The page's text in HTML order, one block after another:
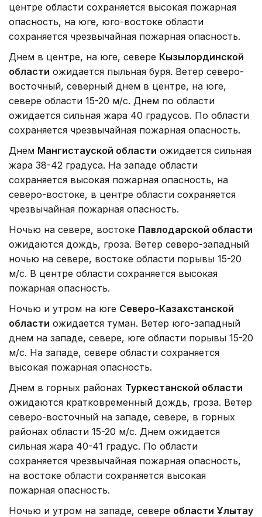
центре области сохраняется высокая пожарная
опасность, на юге, юго-востоке области
сохраняется чрезвычайная пожарная опасность.
Днем в центре, на юге, севере Кызылординской
области ожидается пыльная буря. Ветер северо-
восточный, северный днем в центре, на юге,
севере области 15-20 м/с. Днем по области
ожидается сильная жара 40 градусов. По области
сохраняется чрезвычайная пожарная опасность.
Днем Мангистауской области ожидается сильная
жара 38-42 градуса. На западе области
сохраняется высокая пожарная опасность, на
северо-востоке, в центре области сохраняется
чрезвычайная пожарная опасность.
Ночью на севере, востоке Павлодарской области
ожидаются дождь, гроза. Ветер северо-западный
ночью на севере, востоке области порывы 15-20
м/с. В центре области сохраняется высокая
пожарная опасность.
Ночью и утром на юге Северо-Казахстанской
области ожидается туман. Ветер юго-западный
днем на западе, севере, юге области порывы 15-20
м/с. На западе, севере области сохраняется
высокая пожарная опасность.
Днем в горных районах Туркестанской области
ожидаются кратковременный дождь, гроза. Ветер
северо-восточный на западе, севере, в горных
районах области 15-20 м/с. Днем ожидается
сильная жара 40-41 градус. По области
сохраняется чрезвычайная пожарная опасность,
на востоке области сохраняется высокая
пожарная опасность.
Ночью и утром на западе, севере области Ұлытау